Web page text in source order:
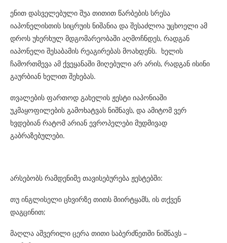
ენით დასველებული შუა თითით წარბების სრესა
იაპონელისთის სიცრუის ნიშანია და შესაძლოა უცხოელი ამ
დროს უხერხულ მდგომარეობაში აღმოჩნდეს, რადგან
იაპონელი შესაბამის რეაგირებას მოახდენს. ხელის
ჩამორთმევა ამ ქვეყანაში მიღებული არ არის, რადგან ისინი
გაურბიან ხელით შეხებას.
თვალების ფართოდ გახელის ჟესტი იაპონიაში
უკმაყოფილების გამოხატვას ნიშნავს, და ამიტომ ვერ
ხვდებიან რატომ არიან ევროპელები მუდმივად
გაბრაზებულები.
არსებობს რამდენიმე თავისებურება ჟესტებში:
თუ ინგლისელი ცხვირზე თითს მიირტყამს, ის თქვენ
დაგცინით;
მაღლა აშვერილი ცერა თითი საბერძნეთში ნიშნავს –